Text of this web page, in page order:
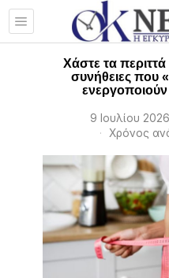
Χάστε τα περιττά
συνήθειες που
9 Ιουλίου
Χρόνος